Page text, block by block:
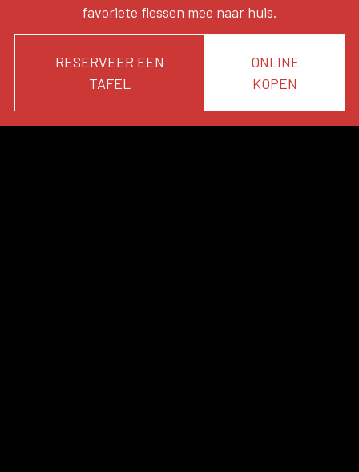
favoriete flessen mee naar huis.
RESERVEER EEN
TAFEL
ONLINE
KOPEN